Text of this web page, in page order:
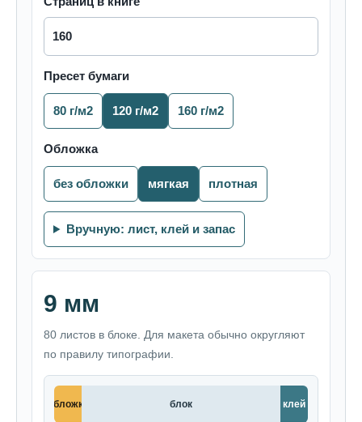
Пресет бумаги
80 г/м2 120 г/м2 160 г/м2
Обложка
без обложки мягкая плотная
Вручную: лист, клей и запас
9 мм
80 листов в блоке. Для макета обычно округляют
по правилу типографии.
обложка блок клей